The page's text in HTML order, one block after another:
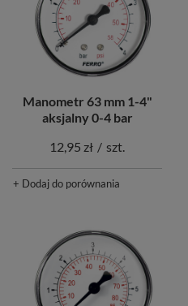
Manometr 63 mm 1-4"
aksjalny 0-4 bar
12,95 zł / szt.
+ Dodaj do porównania